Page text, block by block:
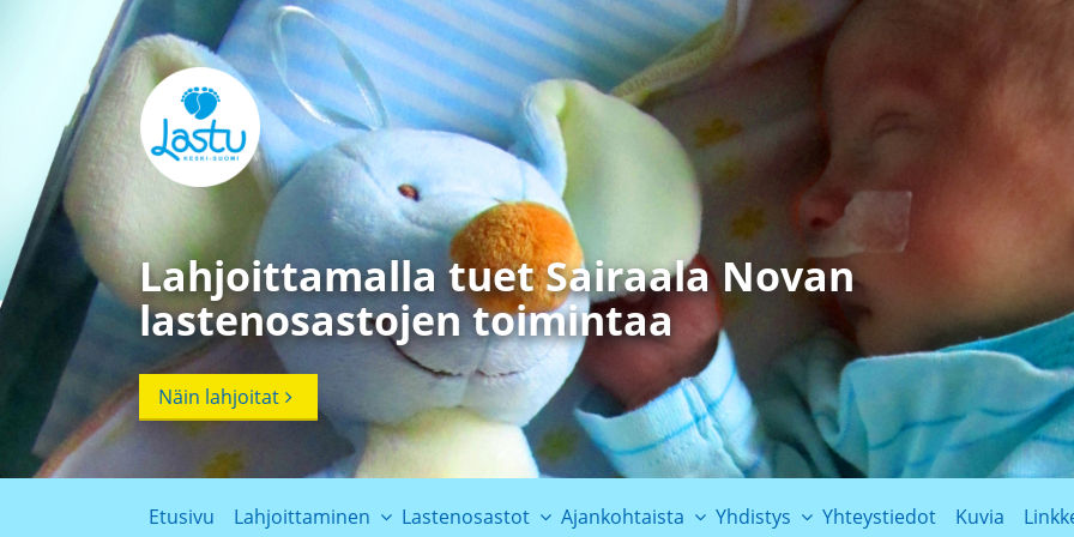
Lahjoittamalla tuet Sairaala Novan
lastenosastojen toimintaa
Näin lahjoitat
Etusivu Lahjoittaminen Lastenosastot Ajankohtaista Yhdistys Yhteystiedot Kuvia